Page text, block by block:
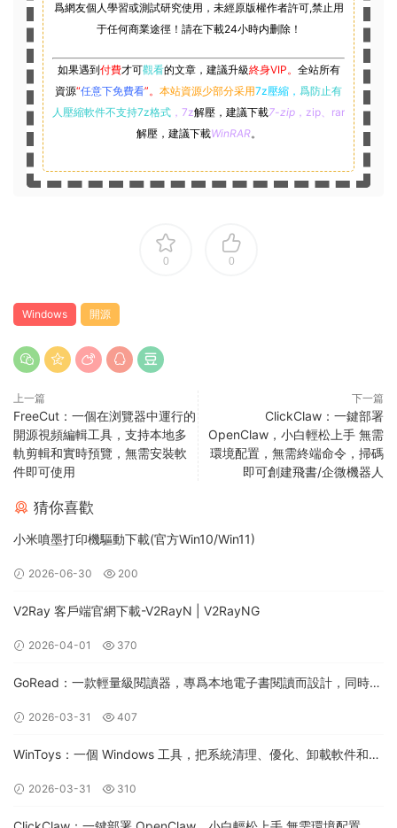
爲網友個人學習或測試研究使用，未經原版權作者許可,禁止用
于任何商業途徑！請在下載24小時内删除！
如果遇到付費才可觀看的文章，建議升級終身VIP。 全站所有
資源“任意下免費看”。 本站資源少部分采用7z壓縮， 爲防止有
人壓縮軟件不支持7z格式 ，7z解壓，建議下載7-zip ，zip、rar
解壓，建議下載WinRAR。
0 0
Windows 開源
上一篇
FreeCut：一個在浏覽器中運行的
開源視頻編輯工具，支持本地多
軌剪輯和實時預覽，無需安裝軟
件即可使用
下一篇
ClickClaw：一鍵部署
OpenClaw，小白輕松上手 無需
環境配置，無需終端命令，掃碼
即可創建飛書/企微機器人
猜你喜歡
小米噴墨打印機驅動下載(官方Win10/Win11)
2026-06-30 200
V2Ray 客戶端官網下載-V2RayN | V2RayNG
2026-04-01 370
GoRead：一款輕量級閱讀器，專爲本地電子書閱讀而設計，同時支
2026-03-31 407
WinToys：一個 Windows 工具，把系統清理、優化、卸載軟件和各
2026-03-31 310